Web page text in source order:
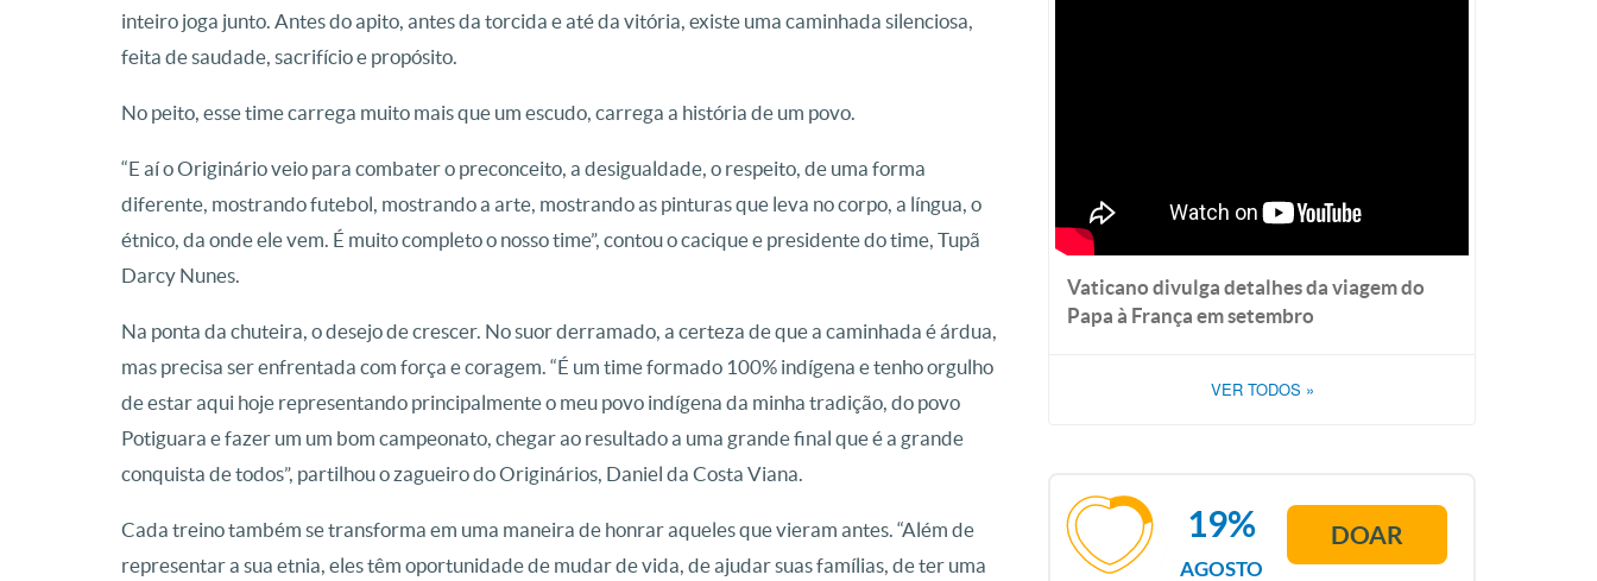
inteiro joga junto. Antes do apito, antes da torcida e até da vitória, existe uma caminhada silenciosa,
feita de saudade, sacrifício e propósito.
No peito, esse time carrega muito mais que um escudo, carrega a história de um povo.
“E aí o Originário veio para combater o preconceito, a desigualdade, o respeito, de uma forma
diferente, mostrando futebol, mostrando a arte, mostrando as pinturas que leva no corpo, a língua, o
étnico, da onde ele vem. É muito completo o nosso time”, contou o cacique e presidente do time, Tupã
Darcy Nunes.
Na ponta da chuteira, o desejo de crescer. No suor derramado, a certeza de que a caminhada é árdua,
mas precisa ser enfrentada com força e coragem. “É um time formado 100% indígena e tenho orgulho
de estar aqui hoje representando principalmente o meu povo indígena da minha tradição, do povo
Potiguara e fazer um um bom campeonato, chegar ao resultado a uma grande final que é a grande
conquista de todos”, partilhou o zagueiro do Originários, Daniel da Costa Viana.
Cada treino também se transforma em uma maneira de honrar aqueles que vieram antes. “Além de
representar a sua etnia, eles têm oportunidade de mudar de vida, de ajudar suas famílias, de ter uma
Vaticano divulga detalhes da viagem do
Papa à França em setembro
VER TODOS »
AGOSTO
19% DOAR